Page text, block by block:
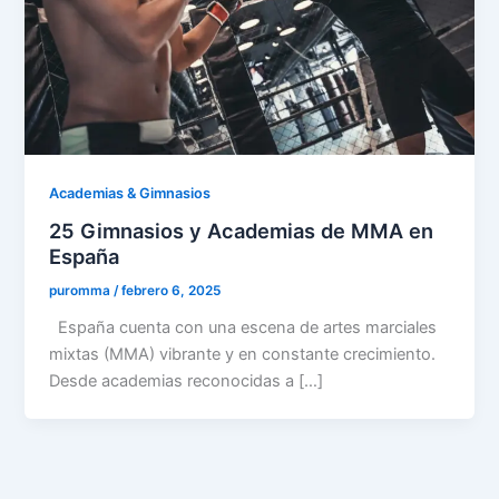
Academias & Gimnasios
25 Gimnasios y Academias de MMA en
España
puromma/febrero 6, 2025
España cuenta con una escena de artes marciales
mixtas (MMA) vibrante y en constante crecimiento.
Desde academias reconocidas a […]